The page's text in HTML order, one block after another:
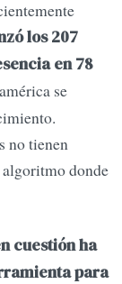
los 207
en 78
se
no tienen
donde
cuestión ha
para